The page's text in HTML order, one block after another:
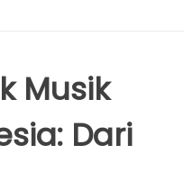
Musik
Dari